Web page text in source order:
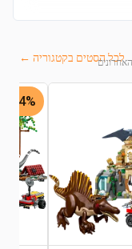
של 6 החודשים האחרונים
לכל הסטים בקטגוריה ←
24% -